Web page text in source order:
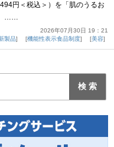
円＜税込＞）を「肌のうるお
、……
2026年07月30日 19：21
製品 機能性表示食品制度 美容